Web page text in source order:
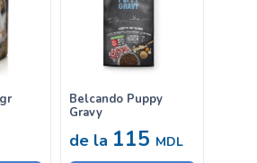
Belcando Puppy
Gravy
de la 115 MDL